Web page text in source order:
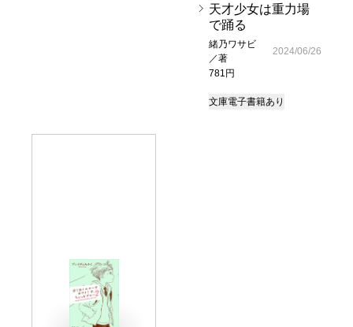
天才少女は重力場
で踊る
緒乃ワサビ
／著
781円
2024/06/26
文庫電子書籍あり